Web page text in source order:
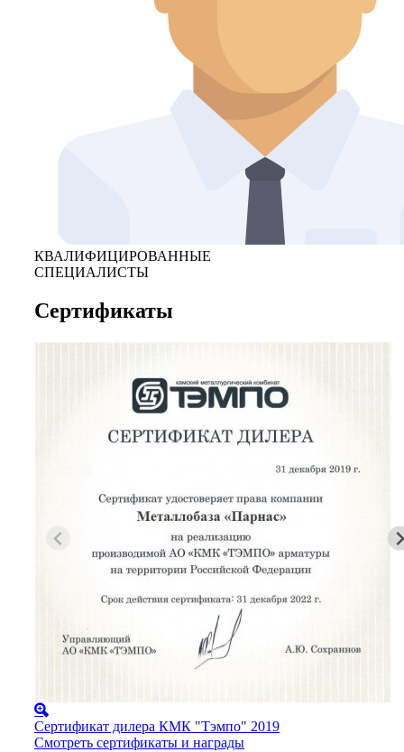
КВАЛИФИЦИРОВАННЫЕ
СПЕЦИАЛИСТЫ
Сертификаты
Сертификат дилера КМК "Тэмпо" 2019
Смотреть сертификаты и награды